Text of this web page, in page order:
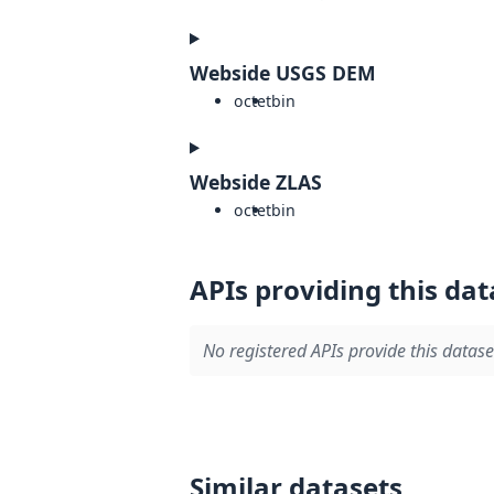
Webside USGS DEM
octetbin
Webside ZLAS
octetbin
APIs providing this
No registered APIs provide this
Similar datasets